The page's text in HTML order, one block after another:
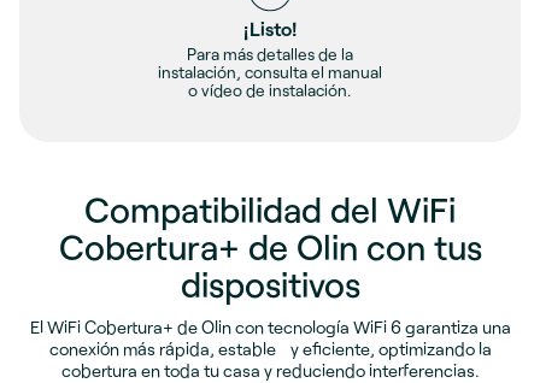
¡Listo!
Para más detalles de la
instalación, consulta el manual
o vídeo de instalación.
Compatibilidad del WiFi
Cobertura+ de Olin con tus
dispositivos
El WiFi Cobertura+ de Olin con tecnología WiFi 6 garantiza una
conexión más rápida, estable y eficiente, optimizando la
cobertura en toda tu casa y reduciendo interferencias.